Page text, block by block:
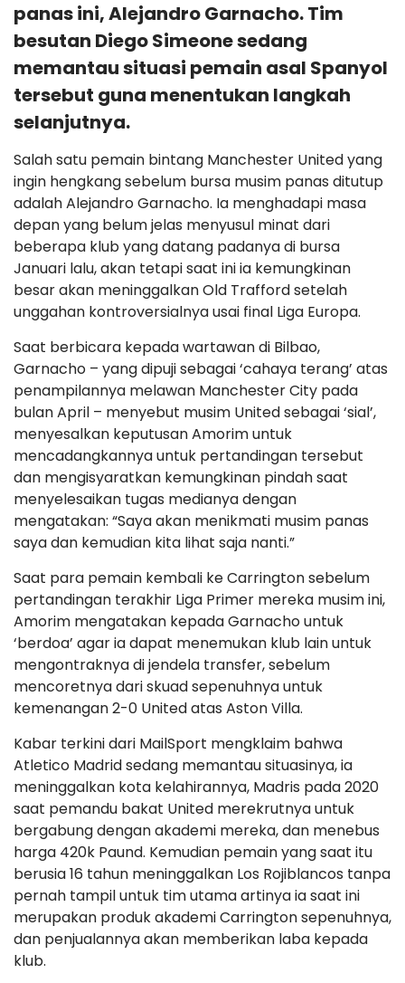
panas ini, Alejandro Garnacho. Tim
besutan Diego Simeone sedang
memantau situasi pemain asal Spanyol
tersebut guna menentukan langkah
selanjutnya.
Salah satu pemain bintang Manchester United yang
ingin hengkang sebelum bursa musim panas ditutup
adalah Alejandro Garnacho. Ia menghadapi masa
depan yang belum jelas menyusul minat dari
beberapa klub yang datang padanya di bursa
Januari lalu, akan tetapi saat ini ia kemungkinan
besar akan meninggalkan Old Trafford setelah
unggahan kontroversialnya usai final Liga Europa.
Saat berbicara kepada wartawan di Bilbao,
Garnacho – yang dipuji sebagai ‘cahaya terang’ atas
penampilannya melawan Manchester City pada
bulan April – menyebut musim United sebagai ‘sial’,
menyesalkan keputusan Amorim untuk
mencadangkannya untuk pertandingan tersebut
dan mengisyaratkan kemungkinan pindah saat
menyelesaikan tugas medianya dengan
mengatakan: “Saya akan menikmati musim panas
saya dan kemudian kita lihat saja nanti.”
Saat para pemain kembali ke Carrington sebelum
pertandingan terakhir Liga Primer mereka musim ini,
Amorim mengatakan kepada Garnacho untuk
‘berdoa’ agar ia dapat menemukan klub lain untuk
mengontraknya di jendela transfer, sebelum
mencoretnya dari skuad sepenuhnya untuk
kemenangan 2-0 United atas Aston Villa.
Kabar terkini dari MailSport mengklaim bahwa
Atletico Madrid sedang memantau situasinya, ia
meninggalkan kota kelahirannya, Madris pada 2020
saat pemandu bakat United merekrutnya untuk
bergabung dengan akademi mereka, dan menebus
harga 420k Paund. Kemudian pemain yang saat itu
berusia 16 tahun meninggalkan Los Rojiblancos tanpa
pernah tampil untuk tim utama artinya ia saat ini
merupakan produk akademi Carrington sepenuhnya,
dan penjualannya akan memberikan laba kepada
klub.